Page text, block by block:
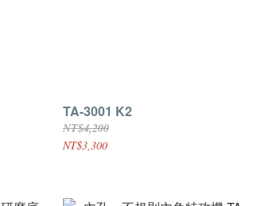
TA-3001 K2
NT$4,200
NT$3,300